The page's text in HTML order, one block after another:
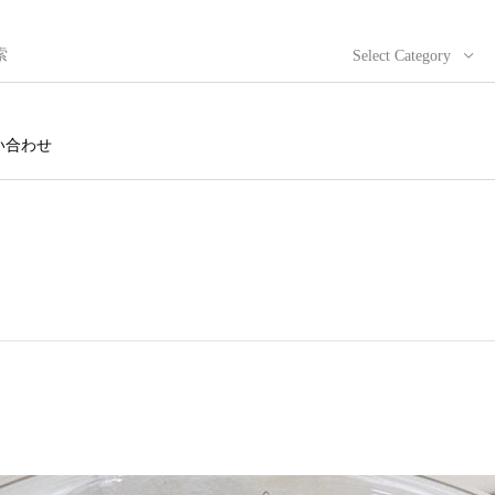
Select Category
合わせ